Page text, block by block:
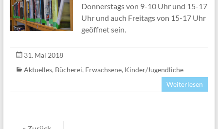
Donnerstags von 9-10 Uhr und 15-17
Uhr und auch Freitags von 15-17 Uhr
geöffnet sein.
31. Mai 2018
Aktuelles, Bücherei, Erwachsene, Kinder/Jugendliche
Weiterlesen